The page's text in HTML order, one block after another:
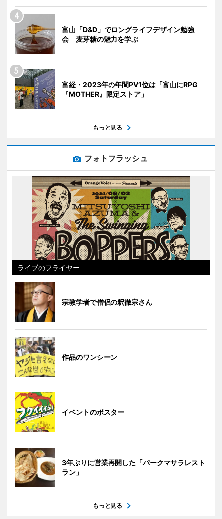
富山「D&D」でロングライフデザイン勉強
会 麦芽糖の魅力を学ぶ
富経・2023年の年間PV1位は「富山にRPG
『MOTHER』限定ストア」
もっと見る
フォトフラッシュ
ライブのフライヤー
宗教学者で僧侶の釈徹宗さん
作品のワンシーン
イベントのポスター
3年ぶりに営業再開した「パークマサラレスト
ラン」
もっと見る